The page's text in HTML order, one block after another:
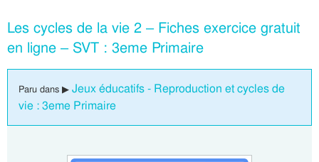
Les cycles de la vie 2 – Fiches exercice gratuit
en ligne – SVT : 3eme Primaire
Paru dans ▶ Jeux éducatifs - Reproduction et cycles de
vie : 3eme Primaire